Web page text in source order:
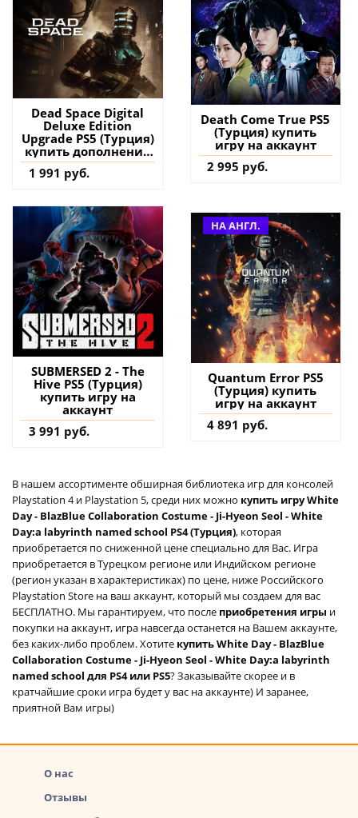
Dead Space Digital
Deluxe Edition
Upgrade PS5 (Турция)
купить дополнение
на аккаунт
1 991 руб.
Death Come True PS5
(Турция) купить
игру на аккаунт
2 995 руб.
SUBMERSED 2 - The
Hive PS5 (Турция)
купить игру на
аккаунт
3 991 руб.
НА АНГЛ.
Quantum Error PS5
(Турция) купить
игру на аккаунт
4 891 руб.
В нашем ассортименте обширная библиотека игр для консолей
Playstation 4 и Playstation 5, среди них можно купить игру White
Day - BlazBlue Collaboration Costume - Ji-Hyeon Seol - White
Day:a labyrinth named school PS4 (Турция), которая
приобретается по сниженной цене специально для Вас. Игра
приобретается в Турецком регионе или Индийском регионе
(регион указан в характеристиках) по цене, ниже Российского
Playstation Store на ваш аккаунт, который мы создаем для вас
БЕСПЛАТНО. Мы гарантируем, что после приобретения игры и
покупки на аккаунт, игра навсегда останется на Вашем аккаунте,
без каких-либо проблем. Хотите купить White Day - BlazBlue
Collaboration Costume - Ji-Hyeon Seol - White Day:a labyrinth
named school для PS4 или PS5? Заказывайте скорее и в
кратчайшие сроки игра будет у вас на аккаунте) И заранее,
приятной Вам игры)
О нас
Отзывы